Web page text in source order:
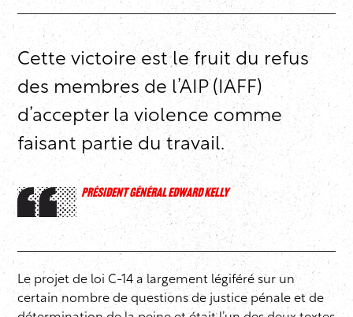
Cette victoire est le fruit du refus
des membres de l’AIP (IAFF)
d’accepter la violence comme
faisant partie du travail.
PRÉSIDENT GÉNÉRAL EDWARD KELLY
Le projet de loi C-14 a largement légiféré sur un
certain nombre de questions de justice pénale et de